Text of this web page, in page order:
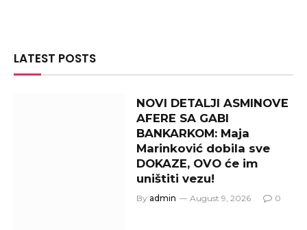
LATEST POSTS
NOVI DETALJI ASMINOVE
AFERE SA GABI
BANKARKOM: Maja
Marinković dobila sve
DOKAZE, OVO će im
uništiti vezu!
By admin August 9, 2026 0